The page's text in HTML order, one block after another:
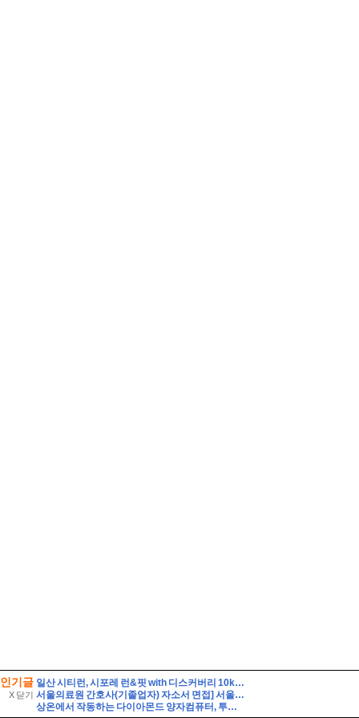
인기글
X 닫기
일산 시티런, 시포레 런&핏 with 디스커버리 10km 달리기
서울의료원 간호사(기졸업자) 자소서 면접] 서울의료원 신규간호사(면허소지자) 자기소개서, 서울의료원 자기소개서 기반 면접 30문항과 모범답변, 핵심 용어 30선 - bithsome
상온에서 작동하는 다이아몬드 양자컴퓨터, 투자자는 무엇을 봐야 할까?